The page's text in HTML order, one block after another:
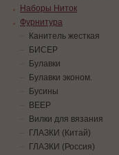
Наборы Ниток
Фурнитура
Канитель жесткая
БИСЕР
Булавки
Булавки эконом.
Бусины
ВЕЕР
Вилки для вязания
ГЛАЗКИ (Китай)
ГЛАЗКИ (Россия)